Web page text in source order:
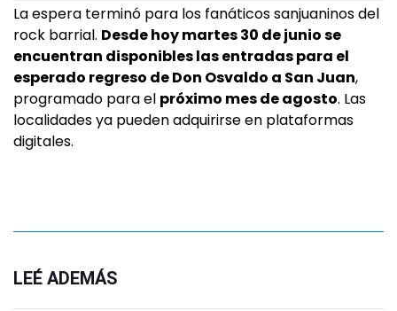
La espera terminó para los fanáticos sanjuaninos del
rock barrial. Desde hoy martes 30 de junio se
encuentran disponibles las entradas para el
esperado regreso de Don Osvaldo a San Juan,
programado para el próximo mes de agosto. Las
localidades ya pueden adquirirse en plataformas
digitales.
LEÉ ADEMÁS